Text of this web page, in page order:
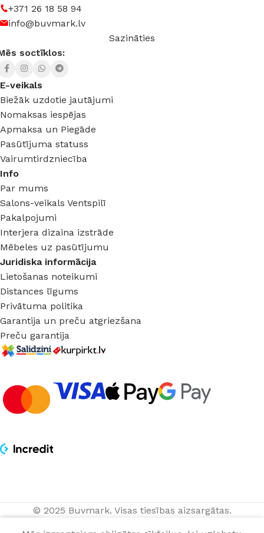
+371 26 18 58 94
info@buvmark.lv
Sazināties
soctīklos:
E-veikals
Biežāk uzdotie jautājumi
Nomaksas iespējas
Apmaksa un Piegāde
Pasūtījuma statuss
Vairumtirdzniecība
Info
Par mums
Salons-veikals Ventspilī
Pakalpojumi
Interjera dizaina izstrāde
Mēbeles uz pasūtījumu
Juridiska informācija
Lietošanas noteikumi
Distances līgums
Privātuma politika
Garantija un preču atgriezšana
Preču garantija
© 2025 Buvmark. Visas tiesības aizsargātas.